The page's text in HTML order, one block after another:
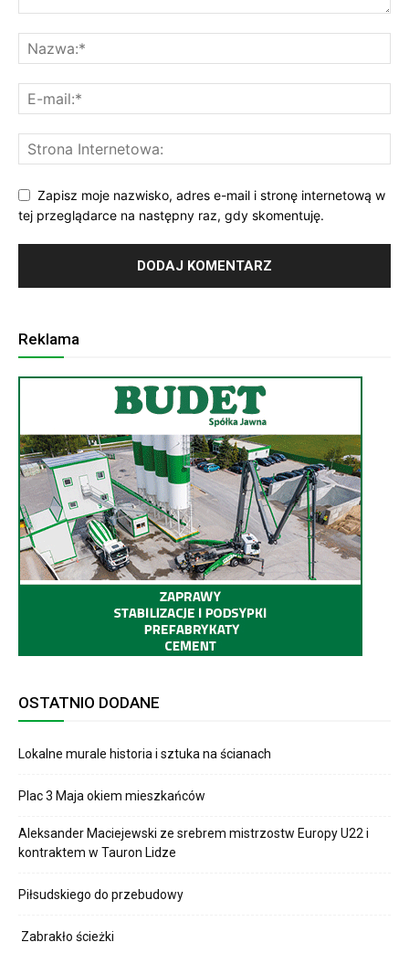
Zapisz moje nazwisko, adres e-mail i stronę internetową w
tej przeglądarce na następny raz, gdy skomentuję.
Reklama
OSTATNIO DODANE
Lokalne murale historia i sztuka na ścianach
Plac 3 Maja okiem mieszkańców
Aleksander Maciejewski ze srebrem mistrzostw Europy U22 i
kontraktem w Tauron Lidze
Piłsudskiego do przebudowy
Zabrakło ścieżki